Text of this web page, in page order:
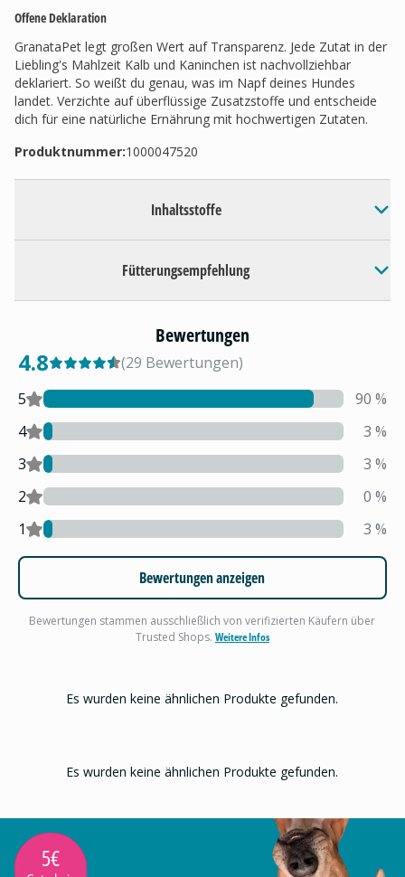
Offene Deklaration
GranataPet legt großen Wert auf Transparenz. Jede Zutat in der
Liebling's Mahlzeit Kalb und Kaninchen ist nachvollziehbar
deklariert. So weißt du genau, was im Napf deines Hundes
landet. Verzichte auf überflüssige Zusatzstoffe und entscheide
dich für eine natürliche Ernährung mit hochwertigen Zutaten.
Produktnummer:1000047520
Inhaltsstoffe
Fütterungsempfehlung
Bewertungen
4.8 (29 Bewertungen)
5
90 %
4
3 %
3
3 %
2
0 %
1
3 %
Bewertungen anzeigen
Bewertungen stammen ausschließlich von verifizierten Käufern über
Trusted Shops. Weitere Infos
Es wurden keine ähnlichen Produkte gefunden.
Es wurden keine ähnlichen Produkte gefunden.
5€